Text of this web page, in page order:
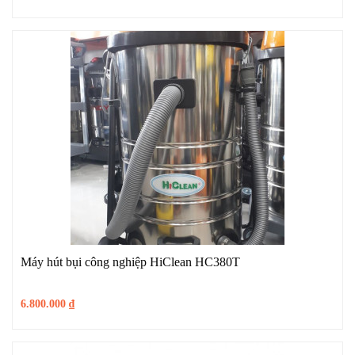
Máy hút bụi công nghiệp HiClean HC380T
6.800.000 ₫